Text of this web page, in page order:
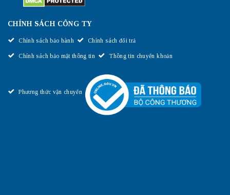
CHÍNH SÁCH CÔNG TY
Chính sách bảo hành Chính sách đổi trả
Chính sách bảo mật thông tin Thông tin chuyển khoản
Phương thức vận chuyển